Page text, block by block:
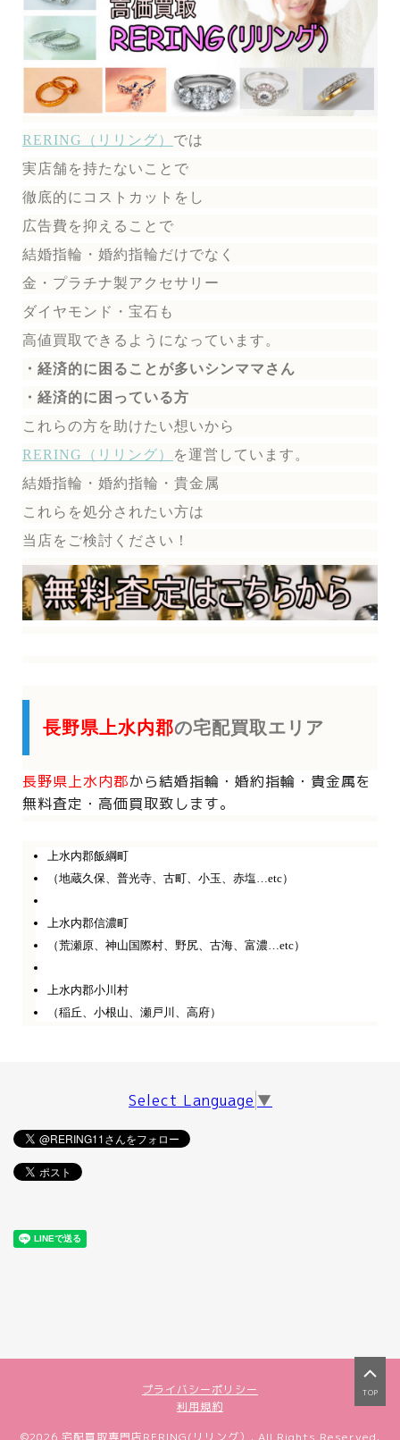
RERING（リリング） では
実店舗を持たないことで
徹底的にコストカットをし
広告費を抑えることで
結婚指輪・婚約指輪だけでなく
金・プラチナ製アクセサリー
ダイヤモンド・宝石も
高値買取できるようになっています。
・経済的に困ることが多いシンママさん
・経済的に困っている方
これらの方を助けたい想いから
RERING（リリング）
を運営しています。
結婚指輪・婚約指輪・貴金属
これらを処分されたい方は
当店をご検討ください！
長野県上水内郡の宅配買取エリア
長野県上水内郡から結婚指輪・婚約指輪・貴金属を
無料査定・高価買取致します。
上水内郡飯綱町
（地蔵久保、普光寺、古町、小玉、赤塩…etc）
上水内郡信濃町
（荒瀬原、神山国際村、野尻、古海、富濃…etc）
上水内郡小川村
（稲丘、小根山、瀬戸川、高府）
Select Language ▼
プライバシーポリシー
利用規約
TOP
©2026 宅配買取専門店RERING(リリング） . All Rights Reserved.